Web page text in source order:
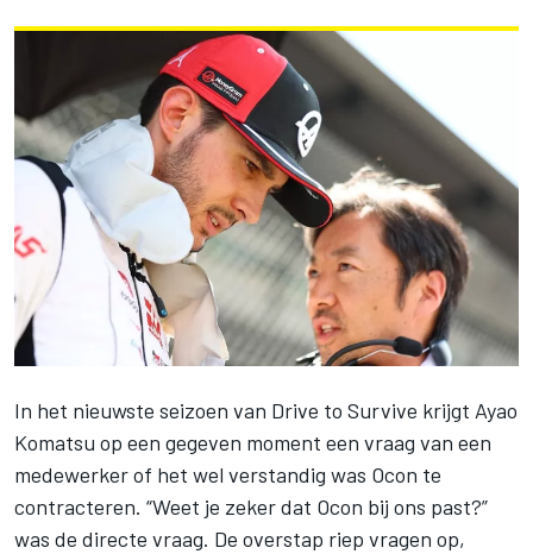
In het nieuwste seizoen van Drive to Survive krijgt Ayao
Komatsu op een gegeven moment een vraag van een
medewerker of het wel verstandig was Ocon te
contracteren. “Weet je zeker dat Ocon bij ons past?”
was de directe vraag. De overstap riep vragen op,